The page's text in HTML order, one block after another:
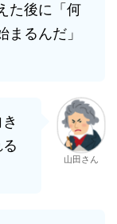
た後に「何
るんだ」
山田さん